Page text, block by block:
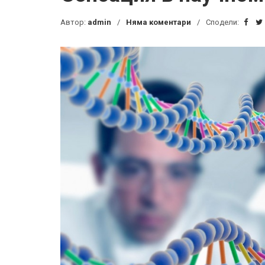
Автор: admin Няма коментари Сподели: